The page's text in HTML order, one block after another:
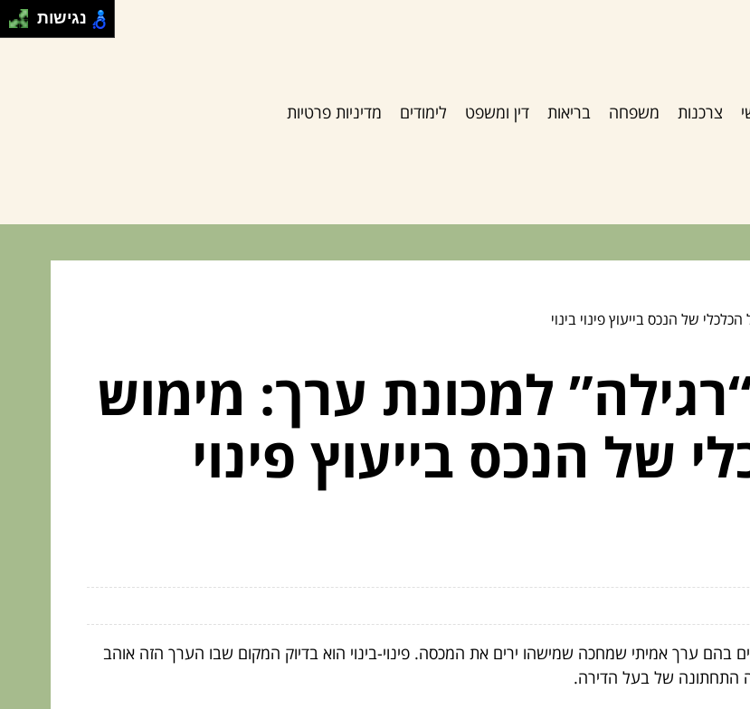
צרכנות משפחה בריאות דין ומשפט לימודים מדיניות פרטיות
של הנכס בייעוץ פינוי בינוי
למכונת ערך: מימוש
של הנכס בייעוץ פינוי
בהם ערך אמיתי שמחכה שמישהו ירים את המכסה. פינוי-בינוי הוא בדיוק המקום שבו הערך הזה אוהב
התחתונה של בעל הדירה.
נגישות